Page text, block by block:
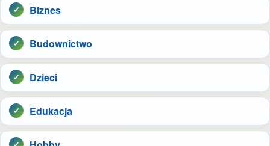
Biznes
Budownictwo
Dzieci
Edukacja